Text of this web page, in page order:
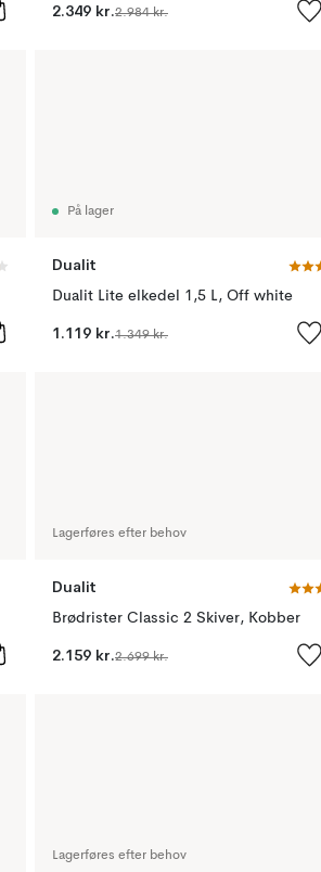
2.349 kr.2.984 kr.
På lager
Dualit
Dualit Lite elkedel 1,5 L, Off white
1.119 kr.1.349 kr.
Lagerføres efter behov
Dualit
Brødrister Classic 2 Skiver, Kobber
2.159 kr.2.699 kr.
Lagerføres efter behov